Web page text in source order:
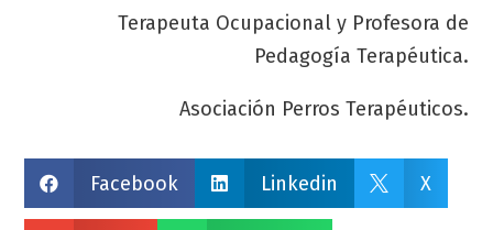
Terapeuta Ocupacional y Profesora de
Pedagogía Terapéutica.
Asociación Perros Terapéuticos.
 Facebook  Linkedin  X